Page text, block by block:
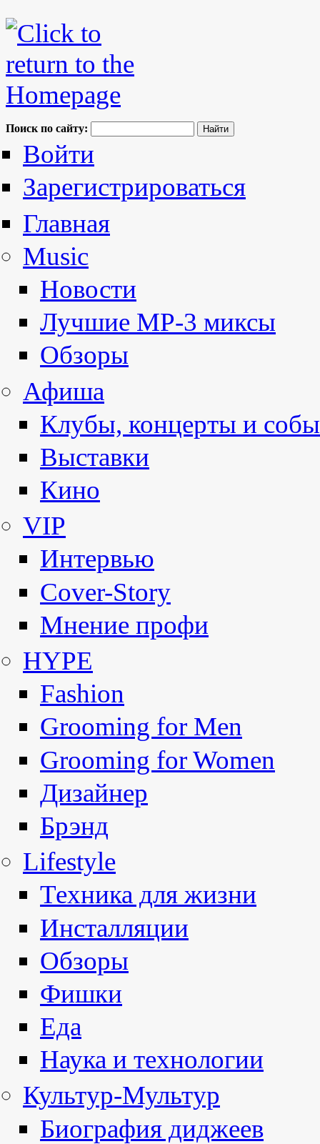
Поиск по сайту:
Войти
Зарегистрироваться
Главная
Music
Новости
Лучшие MP-3 миксы
Обзоры
Афиша
Клубы, концерты и
Выставки
Кино
VIP
Интервью
Cover-Story
Мнение профи
HYPE
Fashion
Grooming for Men
Grooming for Women
Дизайнер
Брэнд
Lifestyle
Техника для жизни
Инсталляции
Обзоры
Фишки
Еда
Наука и технологии
Культур-Мультур
Биография диджеев